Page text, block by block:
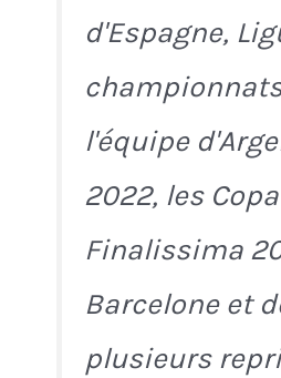
d'Espagne,
championnats
l'équipe
2022, les
Finalissima
Barcelone et
plusieurs